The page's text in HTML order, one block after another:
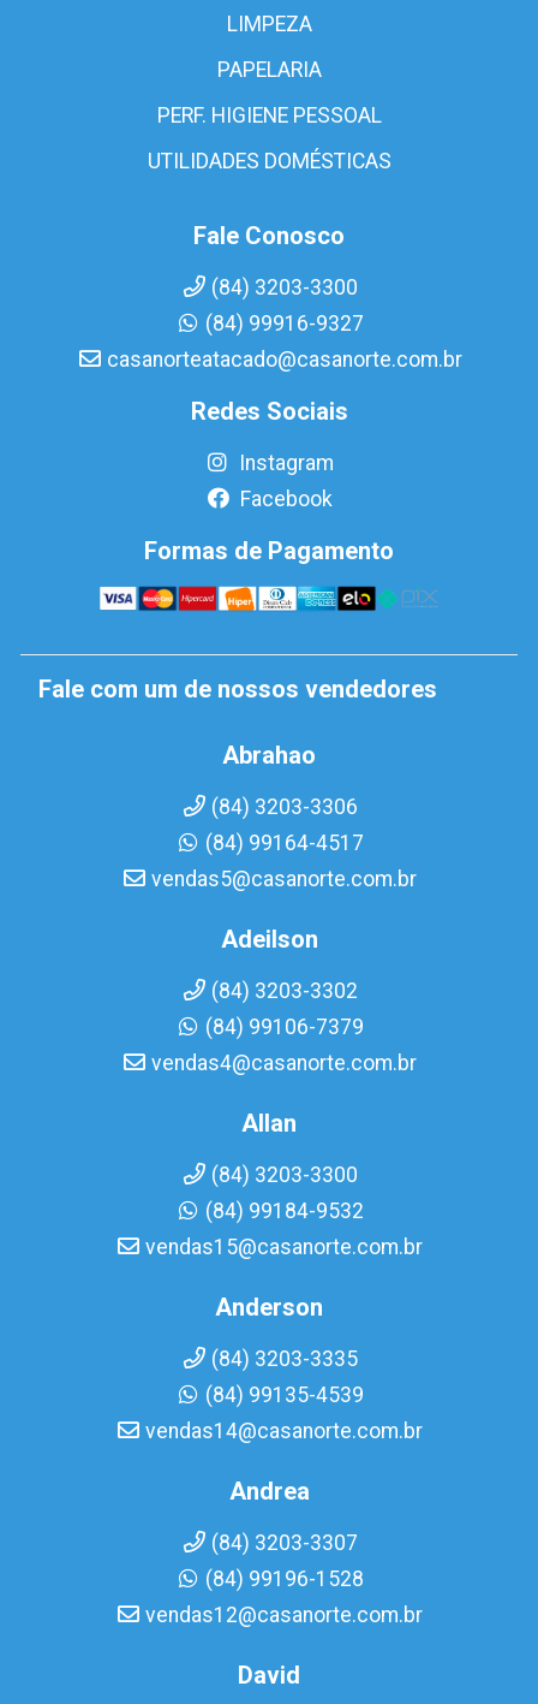
LIMPEZA
PAPELARIA
PERF. HIGIENE PESSOAL
UTILIDADES DOMÉSTICAS
Fale Conosco
(84) 3203-3300
(84) 99916-9327
casanorteatacado@casanorte.com.br
Redes Sociais
Instagram
Facebook
Formas de Pagamento
Fale com um de nossos vendedores
Abrahao
(84) 3203-3306
(84) 99164-4517
vendas5@casanorte.com.br
Adeilson
(84) 3203-3302
(84) 99106-7379
vendas4@casanorte.com.br
Allan
(84) 3203-3300
(84) 99184-9532
vendas15@casanorte.com.br
Anderson
(84) 3203-3335
(84) 99135-4539
vendas14@casanorte.com.br
Andrea
(84) 3203-3307
(84) 99196-1528
vendas12@casanorte.com.br
David